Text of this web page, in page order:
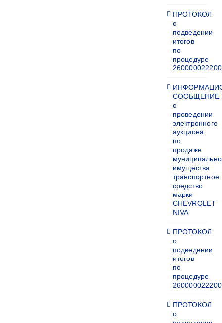
ПРОТОКОЛ
о
подведении
итогов
по
процедуре
СООБЩЕНИЕ
о
проведении
электронного
аукциона
по
продаже
имущества
транспортное
средство
марки
CHEVROLET
NIVA
ПРОТОКОЛ
о
подведении
итогов
по
процедуре
ПРОТОКОЛ
о